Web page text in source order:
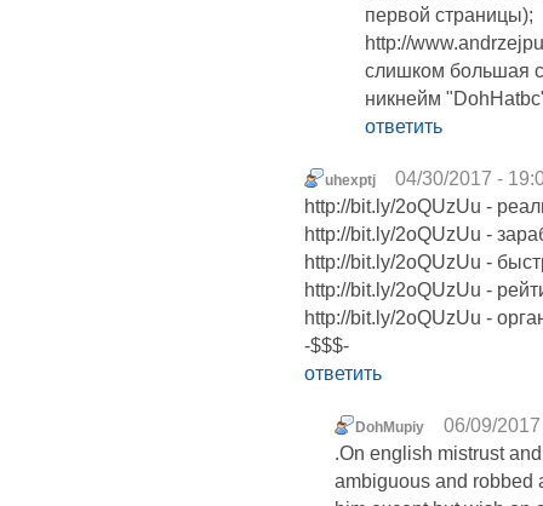
первой страницы);
http://
слишком большая
никнейм
ответить
uhexptj
04/30/2017 -
http://bit.ly/2oQUzUu -
http://bit.ly/2oQUzUu -
http://bit.ly/2oQUzUu -
http://bit.ly/2oQUzUu -
http://bit.ly/2oQUzUu -
-$$$-
ответить
DohMupiy
06/09/
.On english mistrust
ambiguous and robbed